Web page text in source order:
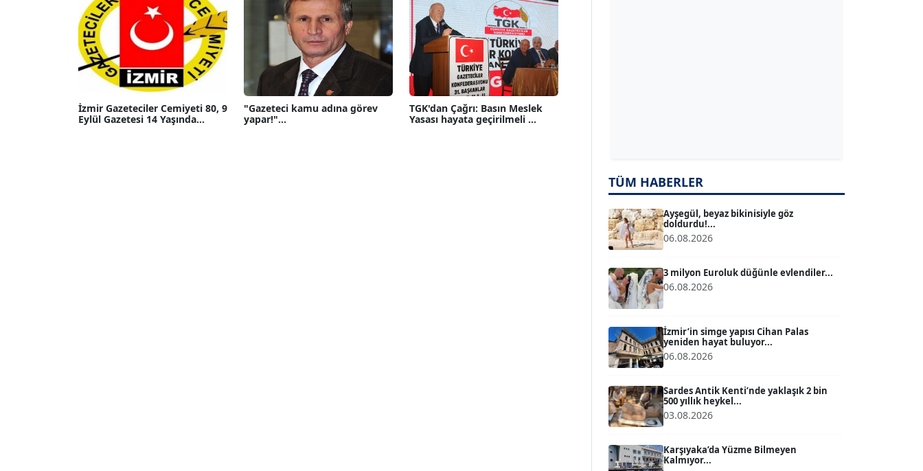
İzmir Gazeteciler Cemiyeti 80, 9
Eylül Gazetesi 14 Yaşında...
"Gazeteci kamu adına görev
yapar!"...
TGK'dan Çağrı: Basın Meslek
Yasası hayata geçirilmeli ...
T TUĞÇE TUĞSAVUL BAYSOY
ATİLLA KÖPRÜLÜOĞLU
MERT ERBOY
B BÜLENT SAĞLAM
TÜM HABERLER
Ayşegül, beyaz bikinisiyle göz
doldurdu!...
06.08.2026
3 milyon Euroluk düğünle evlendiler...
06.08.2026
İzmir’in simge yapısı Cihan Palas
yeniden hayat buluyor...
06.08.2026
Sardes Antik Kenti’nde yaklaşık 2 bin
500 yıllık heykel...
03.08.2026
Karşıyaka’da Yüzme Bilmeyen
Kalmıyor...